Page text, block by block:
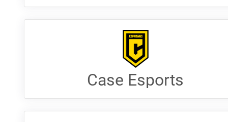
Case Esports